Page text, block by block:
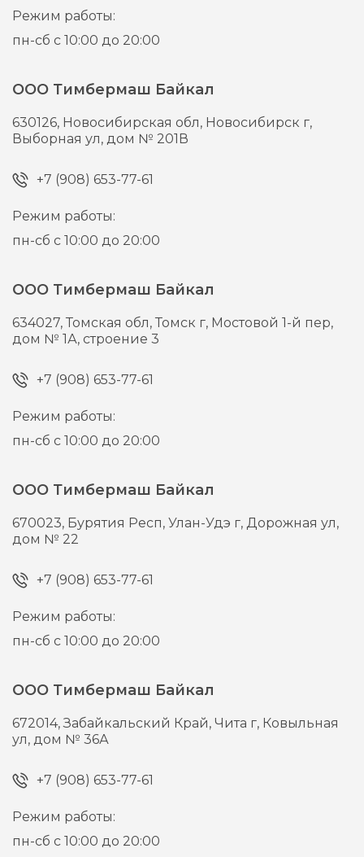
Режим работы:
пн-сб с 10:00 до 20:00
ООО Тимбермаш Байкал
630126, Новосибирская обл, Новосибирск г,
Выборная ул, дом № 201В
+7 (908) 653-77-61
Режим работы:
пн-сб с 10:00 до 20:00
ООО Тимбермаш Байкал
634027,Томская обл, Томск г, Мостовой 1-й пер,
дом № 1А, строение 3
+7 (908) 653-77-61
Режим работы:
пн-сб с 10:00 до 20:00
ООО Тимбермаш Байкал
670023, Бурятия Респ, Улан-Удэ г,Дорожная ул,
дом № 22
+7 (908) 653-77-61
Режим работы:
пн-сб с 10:00 до 20:00
ООО Тимбермаш Байкал
672014,Забайкальский Край, Чита г, Ковыльная
ул, дом № 36А
+7 (908) 653-77-61
Режим работы:
пн-сб с 10:00 до 20:00